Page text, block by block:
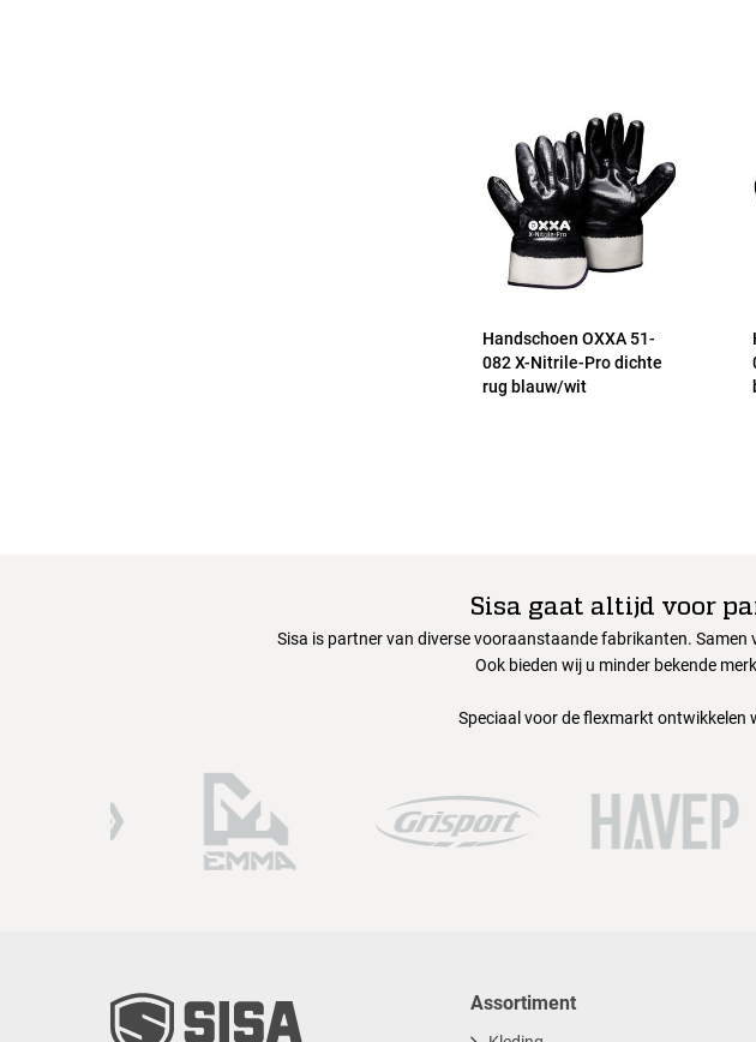
Handschoen OXXA 51-
082 X-Nitrile-Pro dichte
rug blauw/wit
Sisa gaat altijd voor
Sisa is partner van diverse vooraanstaande fabrikanten.
Ook bieden wij u minder bekende
Speciaal voor de flexmarkt ontwikkelen
Assortiment